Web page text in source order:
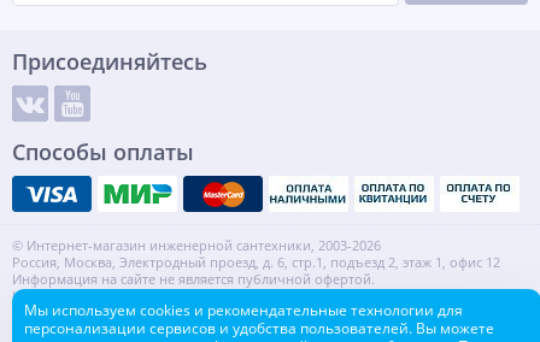
Присоединяйтесь
Способы оплаты
© Интернет-магазин инженерной сантехники, 2003-2026
Россия, Москва, Электродный проезд, д. 6, стр.1, подъезд 2, этаж 1, офис 12
Информация на сайте не является публичной офертой.
ИНН: 7720553918 КПП: 772001001
Контакты Карта сайта
Мы используем cookies и рекомендательные технологии для
персонализации сервисов и удобства пользователей. Вы можете